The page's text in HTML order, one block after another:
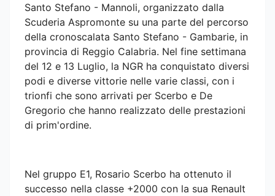
Santo Stefano - Mannoli, organizzato dalla
Scuderia Aspromonte su una parte del percorso
della cronoscalata Santo Stefano - Gambarie, in
provincia di Reggio Calabria. Nel fine settimana
del 12 e 13 Luglio, la NGR ha conquistato diversi
podi e diverse vittorie nelle varie classi, con i
trionfi che sono arrivati per Scerbo e De
Gregorio che hanno realizzato delle prestazioni
di prim'ordine.
Nel gruppo E1, Rosario Scerbo ha ottenuto il
successo nella classe +2000 con la sua Renault